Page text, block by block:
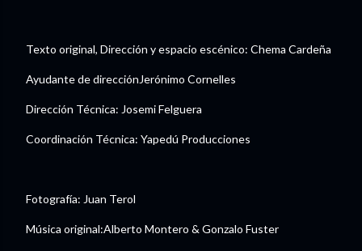
Texto original, Dirección y espacio escénico: Chema Cardeña
Ayudante de direcciónJerónimo Cornelles
Dirección Técnica: Josemi Felguera
Coordinación Técnica: Yapedú Producciones
Fotografía: Juan Terol
Música original:Alberto Montero & Gonzalo Fuster